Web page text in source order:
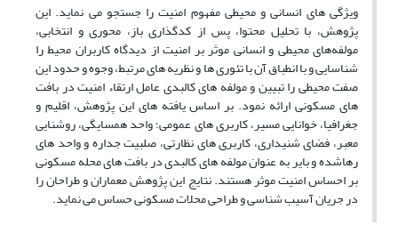
ویژگی های انسانی و محیطی مفهوم امنیت را جستجو می نماید. این
پژوهش، با تحلیل محتوا، پس از کدگذاری باز، محوری و انتخابی،
مولفه‌های محیطی و انسانی موثر بر امنیت از دیدگاه کاربران محیط را
شناسایی و با انطباق آن با تئوری ها و نظریه های مرتبط، وجوه و حدود این
صفت محیطی را تبیین و مولفه های کالبدی عامل ارتقاء امنیت در بافت
های مسکونی ارائه نمود. بر اساس یافته های این پژوهش، اقلیم و
جغرافیا، خوانایی مسیر، کاربری های عمومی؛ واحد همسایگی، روشنایی
معبر، فضای شنیداری، کاربری های نظارتی، صلبیت جداره و واحد های
رهاشده و بایر به عنوان مولفه های کالبدی در بافت های محله مسکونی
بر احساس امنیت موثر هستند. نتایج این پژوهش معماران و طراحان را
در جریان آسیب شناسی و طراحی محلات مسکونی حساس می نماید.